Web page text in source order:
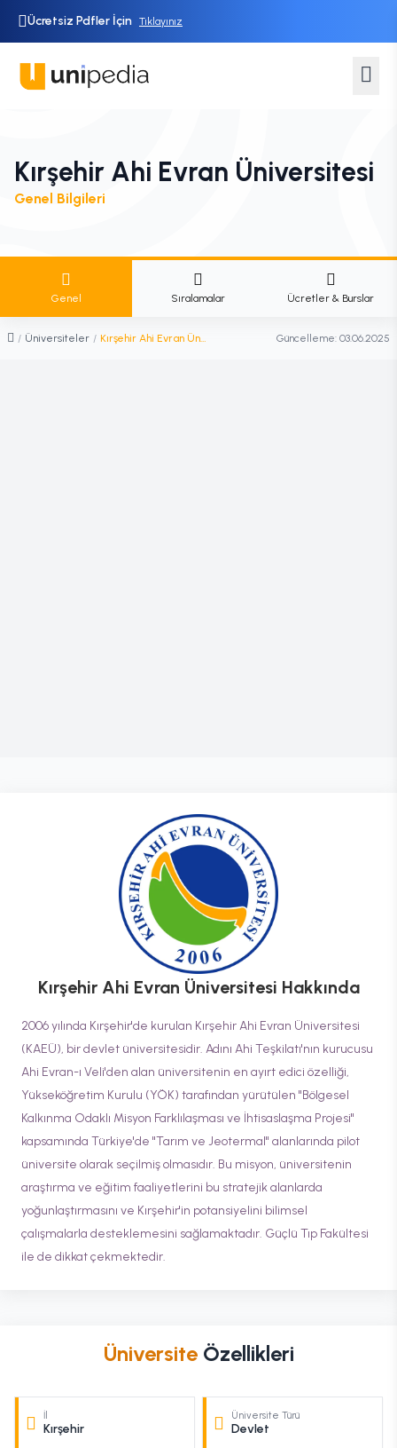
Ücretsiz Pdfler İçin Tıklayınız
Kırşehir Ahi Evran Üniversitesi
Genel Bilgileri
Genel Sıralamalar Ücretler & Burslar
/ Üniversiteler / Kırşehir Ahi Evran Üniversitesi Güncelleme: 03.06.2025
Kırşehir Ahi Evran Üniversitesi Hakkında
2006 yılında Kırşehir'de kurulan Kırşehir Ahi Evran Üniversitesi
(KAEÜ), bir devlet üniversitesidir. Adını Ahi Teşkilatı'nın kurucusu
Ahi Evran-ı Veli'den alan üniversitenin en ayırt edici özelliği,
Yükseköğretim Kurulu (YÖK) tarafından yürütülen "Bölgesel
Kalkınma Odaklı Misyon Farklılaşması ve İhtisaslaşma Projesi"
kapsamında Türkiye'de "Tarım ve Jeotermal" alanlarında pilot
üniversite olarak seçilmiş olmasıdır. Bu misyon, üniversitenin
araştırma ve eğitim faaliyetlerini bu stratejik alanlarda
yoğunlaştırmasını ve Kırşehir'in potansiyelini bilimsel
çalışmalarla desteklemesini sağlamaktadır. Güçlü Tıp Fakültesi
ile de dikkat çekmektedir.
Üniversite Özellikleri
İl
Kırşehir
Üniversite Türü
Devlet